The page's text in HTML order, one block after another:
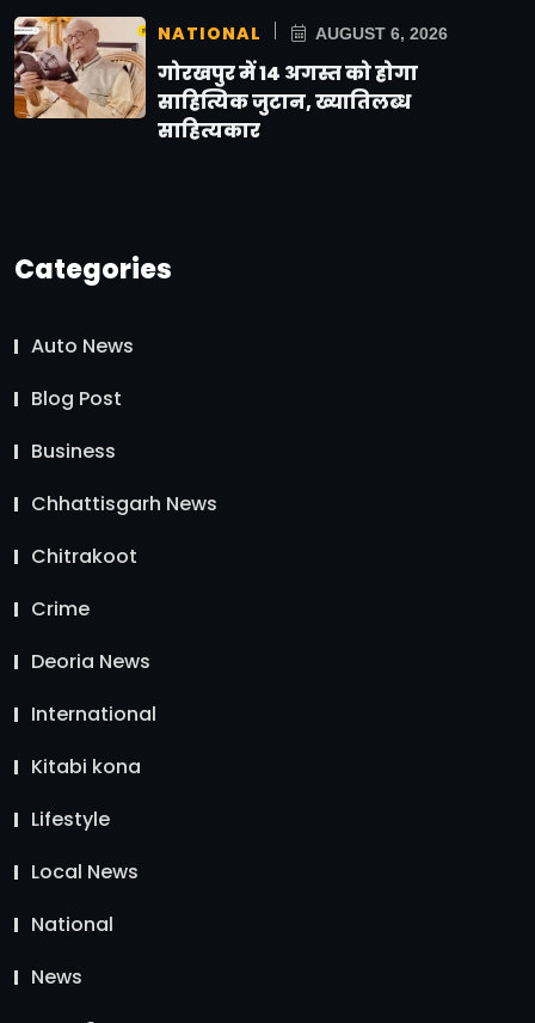
NATIONAL AUGUST 6, 2026
गोरखपुर में 14 अगस्त को होगा
साहित्यिक जुटान, ख्यातिलब्ध
साहित्यकार
Categories
Auto News
Blog Post
Business
Chhattisgarh News
Chitrakoot
Crime
Deoria News
International
Kitabi kona
Lifestyle
Local News
National
News